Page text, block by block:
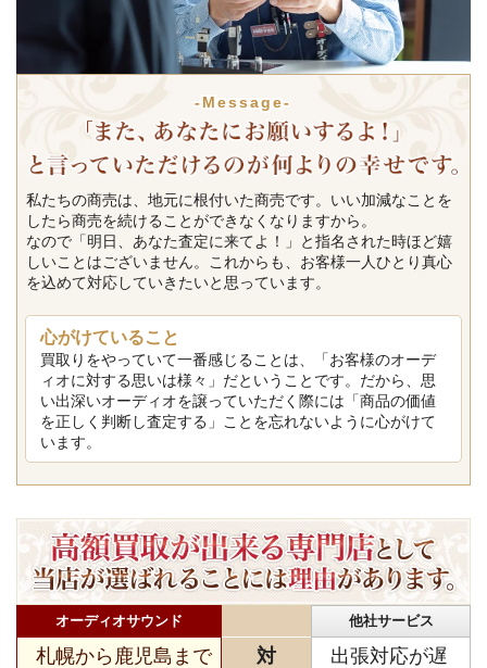
-Message-
私たちの商売は、地元に根付いた商売です。いい加減なことを
したら商売を続けることができなくなりますから。
なので「明日、あなた査定に来てよ！」と指名された時ほど嬉
しいことはございません。これからも、お客様一人ひとり真心
を込めて対応していきたいと思っています。
心がけていること
買取りをやっていて一番感じることは、「お客様のオーデ
ィオに対する思いは様々」だということです。だから、思
い出深いオーディオを譲っていただく際には「商品の価値
を正しく判断し査定する」ことを忘れないように心がけて
います。
オーディオサウンド 他社サービス
札幌から鹿児島まで
対
出張対応が遅